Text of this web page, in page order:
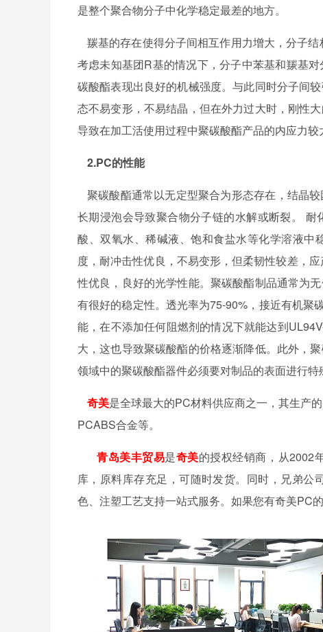
是整个聚合物分子中化学稳定最差的地方。
羰基的存在使得分子间相互作用力增大，分子
考虑未知基团R基的情况下，分子中苯基和羰基
碳酸酯表现出良好的机械强度。与此同时分子间
态不易变形，不易结晶，但在外力过大时，刚性
导致在加工活使用过程中聚碳酸酯产品的内应力较
2.PC的性能
聚碳酸酯通常以无定型聚合为形态存在，结晶
长期浸泡会导致聚合物分子链的水解或断裂。
耐
酸、双氧水、稀碱液、饱和食盐水等化学溶液
度，耐冲击性优良，不易变形，但柔韧性较差，
性优良，良好的光学性能。聚碳酸酯制品通常为
有很好的稳定性。透光率为75-90% ，接近有机聚
能，在不添加任何阻燃剂的情况下就能达到
大，这也导致聚碳酸酯的价格逐渐降低。此外，
领域中的聚碳酸酯器件必须要对制品的表面进行特
奇美是全球最大的PC材料供应商之一，其生产
PCABS合金等。
青岛美丰贸易是奇美的授权经销商，从2002
库，原料库存充足，可随时发货。同时，兄弟
色、注塑工艺支持一站式服务。如果您有奇美PC